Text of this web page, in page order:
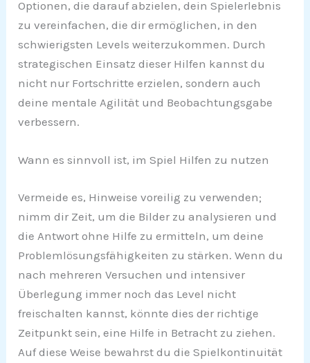
Optionen, die darauf abzielen, dein Spielerlebnis
zu vereinfachen, die dir ermöglichen, in den
schwierigsten Levels weiterzukommen. Durch
strategischen Einsatz dieser Hilfen kannst du
nicht nur Fortschritte erzielen, sondern auch
deine mentale Agilität und Beobachtungsgabe
verbessern.
Wann es sinnvoll ist, im Spiel Hilfen zu nutzen
Vermeide es, Hinweise voreilig zu verwenden;
nimm dir Zeit, um die Bilder zu analysieren und
die Antwort ohne Hilfe zu ermitteln, um deine
Problemlösungsfähigkeiten zu stärken. Wenn du
nach mehreren Versuchen und intensiver
Überlegung immer noch das Level nicht
freischalten kannst, könnte dies der richtige
Zeitpunkt sein, eine Hilfe in Betracht zu ziehen.
Auf diese Weise bewahrst du die Spielkontinuität